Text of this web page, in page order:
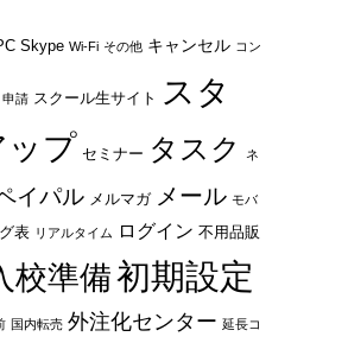
Skype Wi-Fi その他 キャンセル コン
申請 スクール生サイト
スタ
ップ セミナー タスク ネ
イパル メルマガ メール モバ
表 リアルタイム ログイン 不用品販
校準備初期設定
国内転売 外注化センター 延長コ